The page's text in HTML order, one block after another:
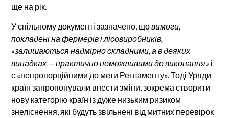
ще на рік.
У спільному документі зазначено, щовимоги,
покладені на фермерів і лісовиробників,
«залишаються надмірно складними, а в деяких
випадках — практично неможливими до виконання» і
є «непропорційними до мети Регламенту». Тоді Уряди
країн запропонували внести зміни, зокрема створити
нову категорію країн із дуже низьким ризиком
знеліснення, які будуть звільнені від митних перевірок